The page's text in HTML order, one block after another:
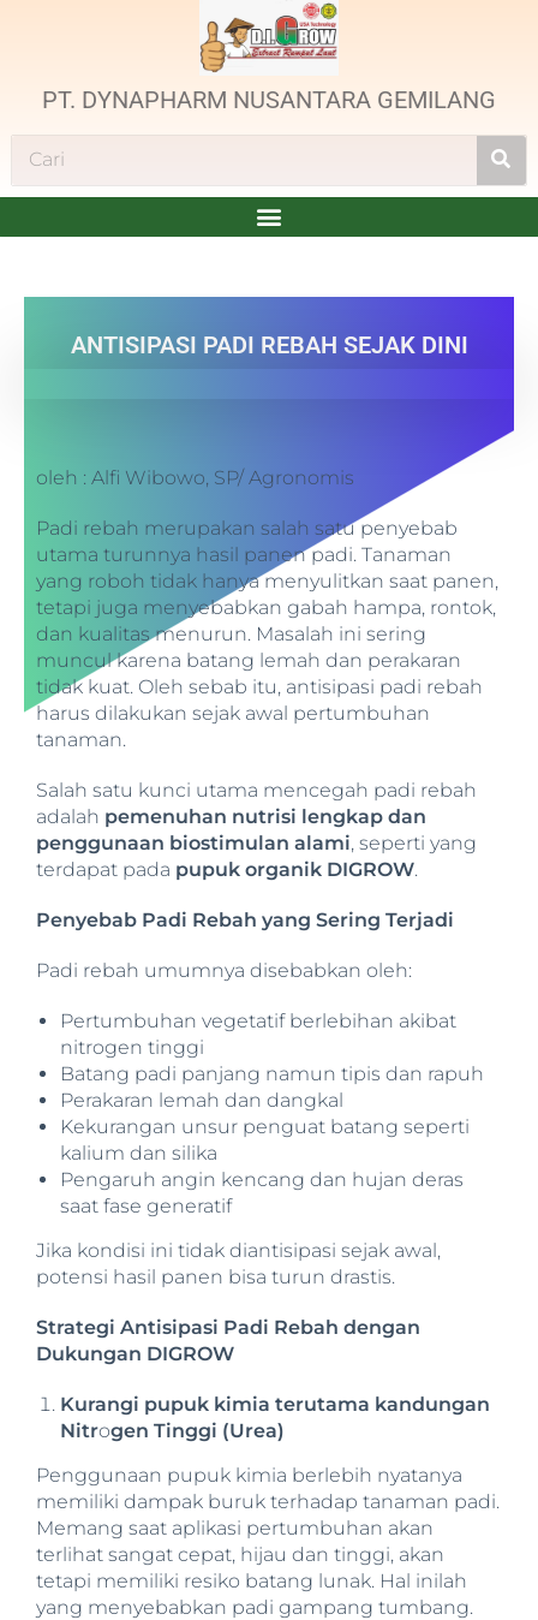
PT. DYNAPHARM NUSANTARA GEMILANG
ANTISIPASI PADI REBAH SEJAK DINI
oleh : Alfi Wibowo, SP/ Agronomis
Padi rebah merupakan salah satu penyebab
utama turunnya hasil panen padi. Tanaman
yang roboh tidak hanya menyulitkan saat panen,
tetapi juga menyebabkan gabah hampa, rontok,
dan kualitas menurun. Masalah ini sering
muncul karena batang lemah dan perakaran
tidak kuat. Oleh sebab itu, antisipasi padi rebah
harus dilakukan sejak awal pertumbuhan
tanaman.
Salah satu kunci utama mencegah padi rebah
adalah pemenuhan nutrisi lengkap dan
penggunaan biostimulan alami, seperti yang
terdapat pada pupuk organik DIGROW.
Penyebab Padi Rebah yang Sering Terjadi
Padi rebah umumnya disebabkan oleh:
Pertumbuhan vegetatif berlebihan akibat
nitrogen tinggi
Batang padi panjang namun tipis dan rapuh
Perakaran lemah dan dangkal
Kekurangan unsur penguat batang seperti
kalium dan silika
Pengaruh angin kencang dan hujan deras
saat fase generatif
Jika kondisi ini tidak diantisipasi sejak awal,
potensi hasil panen bisa turun drastis.
Strategi Antisipasi Padi Rebah dengan
Dukungan DIGROW
Kurangi pupuk kimia terutama kandungan
Nitrogen Tinggi (Urea)
Penggunaan pupuk kimia berlebih nyatanya
memiliki dampak buruk terhadap tanaman padi.
Memang saat aplikasi pertumbuhan akan
terlihat sangat cepat, hijau dan tinggi, akan
tetapi memiliki resiko batang lunak. Hal inilah
yang menyebabkan padi gampang tumbang.